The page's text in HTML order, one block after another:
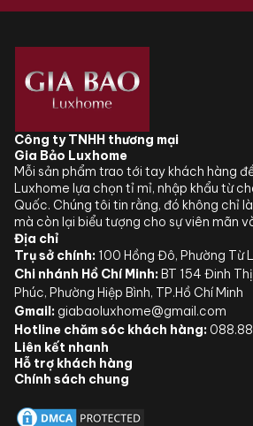
Công ty TNHH thương mại
Gia Bảo Luxhome
Mỗi sản phẩm trao tới tay khách hàng
Luxhome lựa chọn tỉ mỉ, nhập khẩu từ
Quốc. Chúng tôi tin rằng, đó không chỉ
mà còn lại biểu tượng cho sự viên mãn
Địa chỉ
Trụ sở chính: 100 Hồng Đô, Phường Từ
Chi nhánh Hồ Chí Minh: BT 154 Đinh
Phúc, Phường Hiệp Bình, TP.Hồ Chí Minh
Gmail: giabaoluxhome@gmail.com
Hotline chăm sóc khách hàng:
Liên kết nhanh
Hỗ trợ khách hàng
Chính sách chung